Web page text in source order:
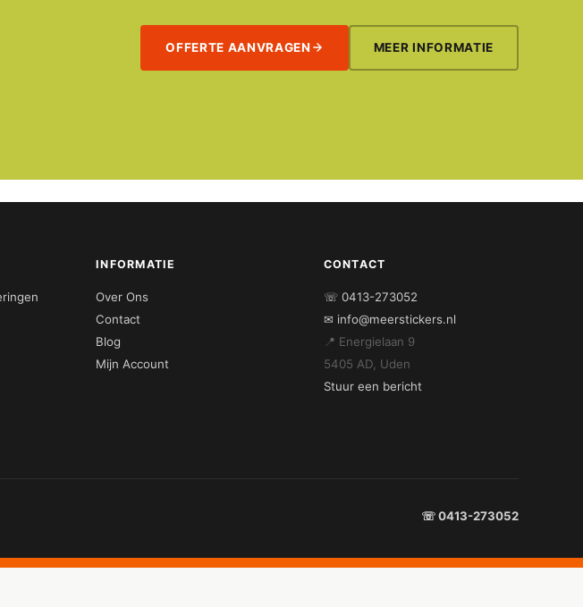
OFFERTE AANVRAGEN MEER INFORMATIE
INFORMATIE
Over Ons
Contact
Blog
Mijn Account
CONTACT
☏ 0413-273052
✉ info@meerstickers.nl
📍 Energielaan 9
5405 AD, Uden
Stuur een bericht
☏ 0413-273052